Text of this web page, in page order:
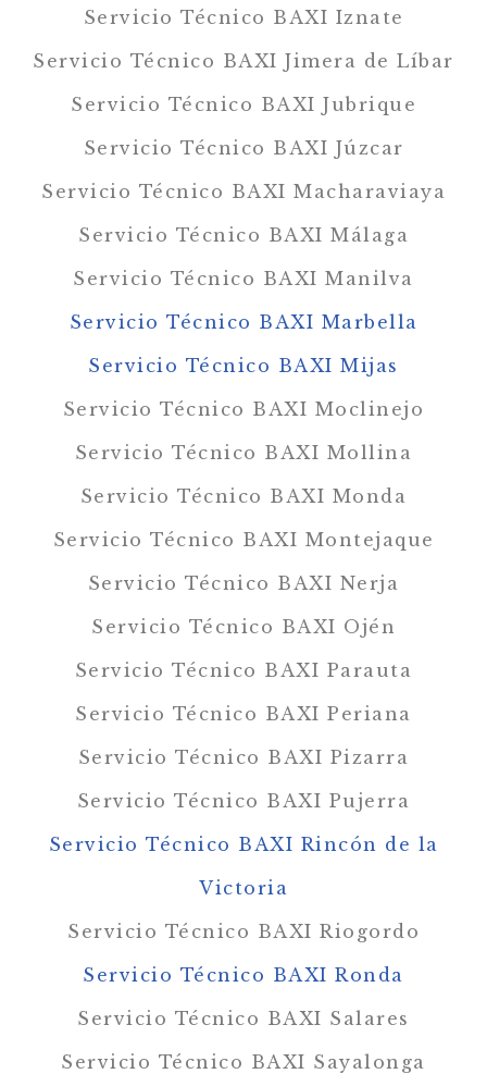
Servicio Técnico BAXI Iznate
Servicio Técnico BAXI Jimera de Líbar
Servicio Técnico BAXI Jubrique
Servicio Técnico BAXI Júzcar
Servicio Técnico BAXI Macharaviaya
Servicio Técnico BAXI Málaga
Servicio Técnico BAXI Manilva
Servicio Técnico BAXI Marbella
Servicio Técnico BAXI Mijas
Servicio Técnico BAXI Moclinejo
Servicio Técnico BAXI Mollina
Servicio Técnico BAXI Monda
Servicio Técnico BAXI Montejaque
Servicio Técnico BAXI Nerja
Servicio Técnico BAXI Ojén
Servicio Técnico BAXI Parauta
Servicio Técnico BAXI Periana
Servicio Técnico BAXI Pizarra
Servicio Técnico BAXI Pujerra
Servicio Técnico BAXI Rincón de la
Victoria
Servicio Técnico BAXI Riogordo
Servicio Técnico BAXI Ronda
Servicio Técnico BAXI Salares
Servicio Técnico BAXI Sayalonga